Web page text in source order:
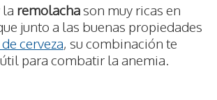
la remolachason muy ricas en
junto a las buenas propiedades
cerveza, su combinación te
para combatir la anemia.